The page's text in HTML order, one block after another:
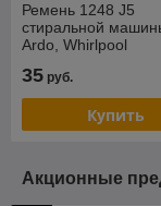
Ремень 1248 J5
стиральной
Ardo, Whirlpool
C00161609,
35 руб.
Купить
Акционные